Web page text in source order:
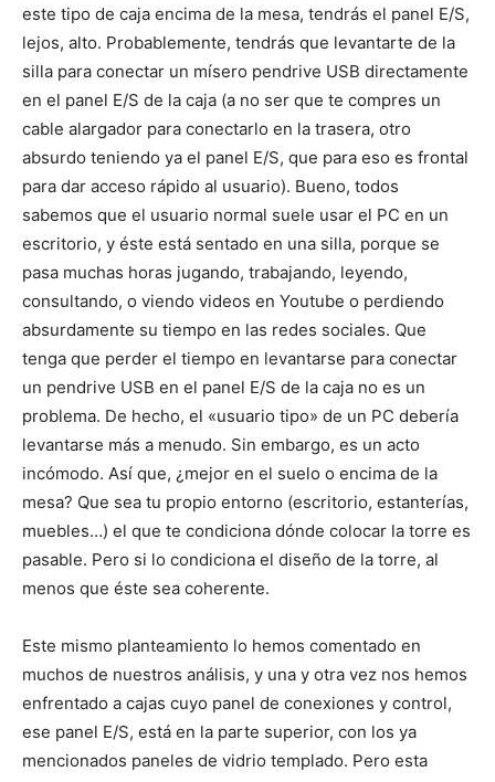
este tipo de caja encima de la mesa, tendrás el panel E/S,
lejos, alto. Probablemente, tendrás que levantarte de la
silla para conectar un mísero pendrive USB directamente
en el panel E/S de la caja (a no ser que te compres un
cable alargador para conectarlo en la trasera, otro
absurdo teniendo ya el panel E/S, que para eso es frontal
para dar acceso rápido al usuario). Bueno, todos
sabemos que el usuario normal suele usar el PC en un
escritorio, y éste está sentado en una silla, porque se
pasa muchas horas jugando, trabajando, leyendo,
consultando, o viendo videos en Youtube o perdiendo
absurdamente su tiempo en las redes sociales. Que
tenga que perder el tiempo en levantarse para conectar
un pendrive USB en el panel E/S de la caja no es un
problema. De hecho, el «usuario tipo» de un PC debería
levantarse más a menudo. Sin embargo, es un acto
incómodo. Así que, ¿mejor en el suelo o encima de la
mesa? Que sea tu propio entorno (escritorio, estanterías,
muebles…) el que te condiciona dónde colocar la torre es
pasable. Pero si lo condiciona el diseño de la torre, al
menos que éste sea coherente.
Este mismo planteamiento lo hemos comentado en
muchos de nuestros análisis, y una y otra vez nos hemos
enfrentado a cajas cuyo panel de conexiones y control,
ese panel E/S, está en la parte superior, con los ya
mencionados paneles de vidrio templado. Pero esta